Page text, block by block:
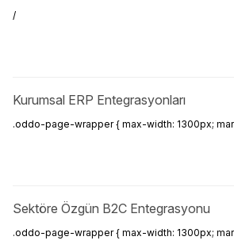
/
Kurumsal ERP Entegrasyonları
.oddo-page-wrapper { max-width: 1300px;
Sektöre Özgün B2C Entegrasyonu
.oddo-page-wrapper { max-width: 1300px;